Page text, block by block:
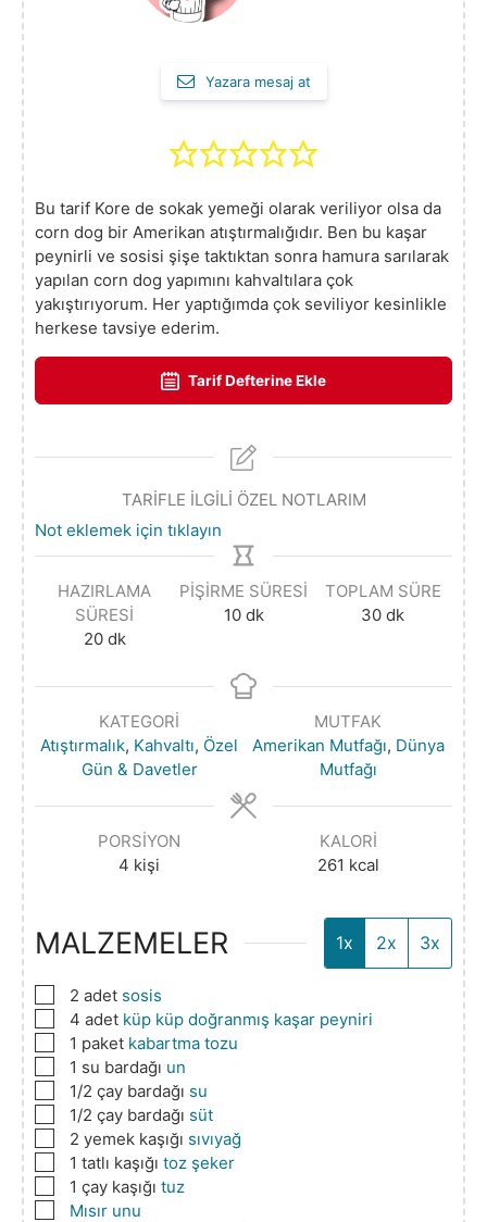
Yazara mesaj at
Bu tarif Kore de sokak yemeği olarak veriliyor olsa da
corn dog bir Amerikan atıştırmalığıdır. Ben bu kaşar
peynirli ve sosisi şişe taktıktan sonra hamura sarılarak
yapılan corn dog yapımını kahvaltılara çok
yakıştırıyorum. Her yaptığımda çok seviliyor kesinlikle
herkese tavsiye ederim.
Tarif Defterine Ekle
TARİFLE İLGİLİ ÖZEL NOTLARIM
Not eklemek için tıklayın
HAZIRLAMA
SÜRESI
20 dk
PIŞIRME SÜRESI
10 dk
TOPLAM SÜRE
30 dk
KATEGORI
Atıştırmalık, Kahvaltı, Özel
Gün & Davetler
MUTFAK
Amerikan Mutfağı, Dünya
Mutfağı
PORSIYON
4 kişi
KALORI
261 kcal
MALZEMELER 1x 2x 3x
▢
2 adet sosis
▢
4 adet küp küp doğranmış kaşar peyniri
▢1 paket kabartma tozu
▢1 su bardağı un
▢1/2 çay bardağı su
▢1/2 çay bardağı süt
▢
2 yemek kaşığı sıvıyağ
▢1 tatlı kaşığı toz şeker
▢1 çay kaşığı tuz
▢
Mısır unu